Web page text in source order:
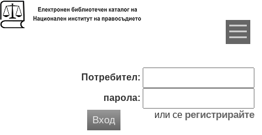
Потребител:
парола:
Вход или се регистрирайте